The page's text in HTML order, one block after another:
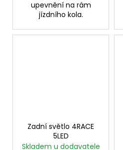
upevnění na rám
jízdního kola.
Zadní světlo 4RACE
5LED
Skladem u dodavatele